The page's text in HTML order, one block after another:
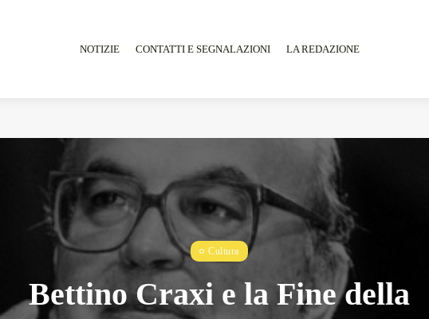
NOTIZIE CONTATTI E SEGNALAZIONI LA REDAZIONE
Tarantarte Al Festival De Fès...
Giugno 4, 2026 15 Min
Cultura
Bettino Craxi e la Fine della